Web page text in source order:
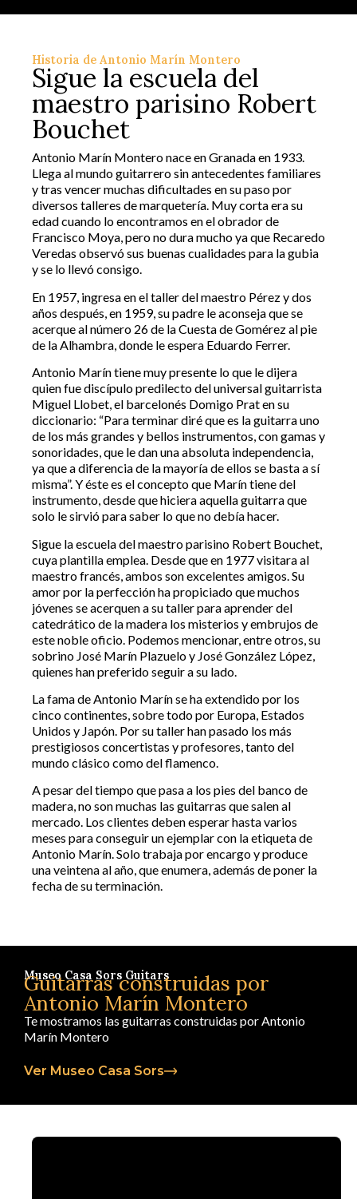
Historia de Antonio Marín Montero
Sigue la escuela del
maestro parisino Robert
Bouchet
Antonio Marín Montero nace en Granada en 1933.
Llega al mundo guitarrero sin antecedentes familiares
y tras vencer muchas dificultades en su paso por
diversos talleres de marquetería. Muy corta era su
edad cuando lo encontramos en el obrador de
Francisco Moya, pero no dura mucho ya que Recaredo
Veredas observó sus buenas cualidades para la gubia
y se lo llevó consigo.
En 1957, ingresa en el taller del maestro Pérez y dos
años después, en 1959, su padre le aconseja que se
acerque al número 26 de la Cuesta de Gomérez al pie
de la Alhambra, donde le espera Eduardo Ferrer.
Antonio Marín tiene muy presente lo que le dijera
quien fue discípulo predilecto del universal guitarrista
Miguel Llobet, el barcelonés Domigo Prat en su
diccionario: “Para terminar diré que es la guitarra uno
de los más grandes y bellos instrumentos, con gamas y
sonoridades, que le dan una absoluta independencia,
ya que a diferencia de la mayoría de ellos se basta a sí
misma”. Y éste es el concepto que Marín tiene del
instrumento, desde que hiciera aquella guitarra que
solo le sirvió para saber lo que no debía hacer.
Sigue la escuela del maestro parisino Robert Bouchet,
cuya plantilla emplea. Desde que en 1977 visitara al
maestro francés, ambos son excelentes amigos. Su
amor por la perfección ha propiciado que muchos
jóvenes se acerquen a su taller para aprender del
catedrático de la madera los misterios y embrujos de
este noble oficio. Podemos mencionar, entre otros, su
sobrino José Marín Plazuelo y José González López,
quienes han preferido seguir a su lado.
La fama de Antonio Marín se ha extendido por los
cinco continentes, sobre todo por Europa, Estados
Unidos y Japón. Por su taller han pasado los más
prestigiosos concertistas y profesores, tanto del
mundo clásico como del flamenco.
A pesar del tiempo que pasa a los pies del banco de
madera, no son muchas las guitarras que salen al
mercado. Los clientes deben esperar hasta varios
meses para conseguir un ejemplar con la etiqueta de
Antonio Marín. Solo trabaja por encargo y produce
una veintena al año, que enumera, además de poner la
fecha de su terminación.
Museo Casa Sors Guitars
Guitarras construidas por
Antonio Marín Montero
Te mostramos las guitarras construidas por Antonio
Marín Montero
Ver Museo Casa Sors